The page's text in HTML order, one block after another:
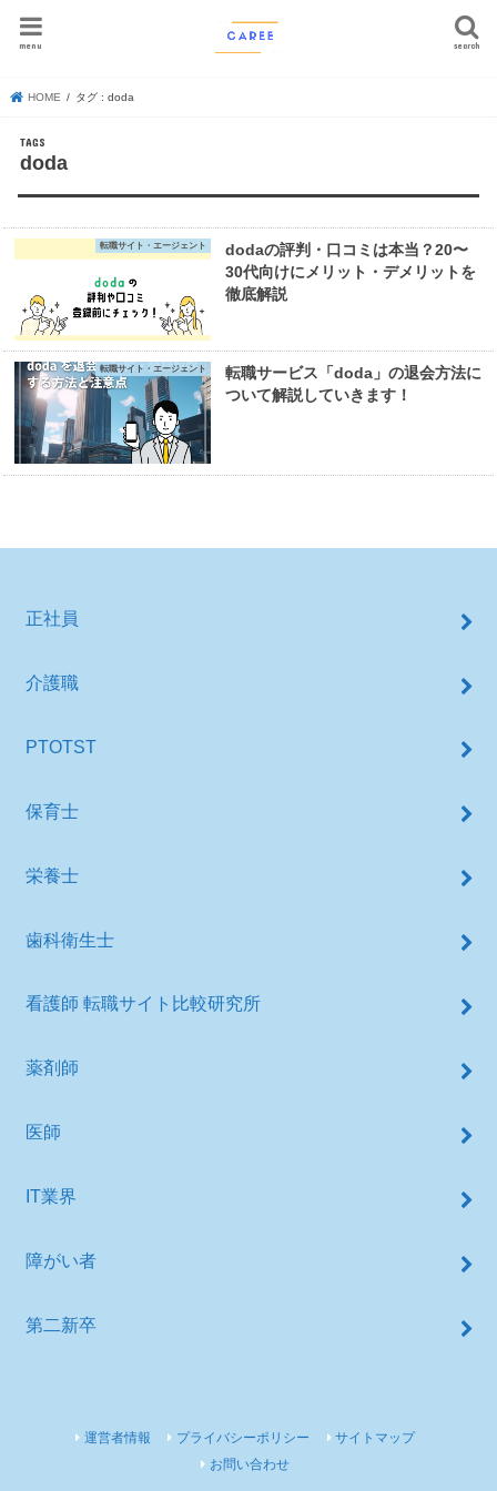
search
menu
HOME タグ : doda
doda
転職サイト・エージェント
dodaの評判・口コミは本当？20〜
30代向けにメリット・デメリットを
徹底解説
転職サイト・エージェント
転職サービス「doda」の退会方法に
ついて解説していきます！
正社員
介護職
PTOTST
保育士
栄養士
歯科衛生士
看護師 転職サイト比較研究所
薬剤師
医師
IT業界
障がい者
第二新卒
運営者情報 プライバシーポリシー
サイトマップ
お問い合わせ